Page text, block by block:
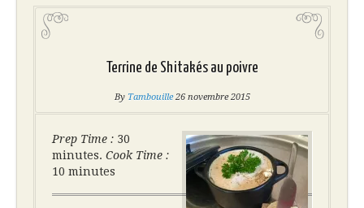
Terrine de Shitakés au poivre
By Tambouille 26 novembre 2015
Prep Time : 30
minutes. Cook Time :
10 minutes